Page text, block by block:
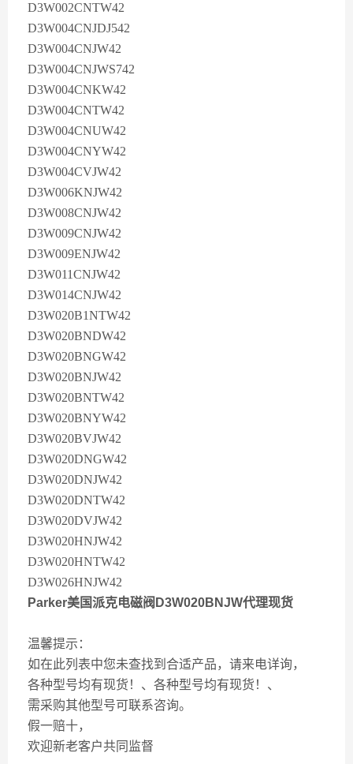
D3W002CNTW42
D3W004CNJDJ542
D3W004CNJW42
D3W004CNJWS742
D3W004CNKW42
D3W004CNTW42
D3W004CNUW42
D3W004CNYW42
D3W004CVJW42
D3W006KNJW42
D3W008CNJW42
D3W009CNJW42
D3W009ENJW42
D3W011CNJW42
D3W014CNJW42
D3W020B1NTW42
D3W020BNDW42
D3W020BNGW42
D3W020BNJW42
D3W020BNTW42
D3W020BNYW42
D3W020BVJW42
D3W020DNGW42
D3W020DNJW42
D3W020DNTW42
D3W020DVJW42
D3W020HNJW42
D3W020HNTW42
D3W026HNJW42
Parker美国派克电磁阀D3W020BNJW代理现货
温馨提示：
如在此列表中您未查找到合适产品，请来电详询，
各种型号均有现货！、各种型号均有现货！、
需采购其他型号可联系咨询。
假一赔十，
欢迎新老客户共同监督